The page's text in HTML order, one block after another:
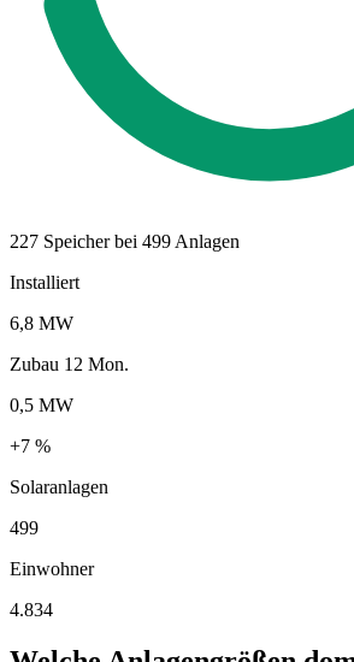
227 Speicher bei 499 Anlagen
Installiert
6,8 MW
Zubau 12 Mon.
0,5 MW
+7 %
Solaranlagen
499
Einwohner
4.834